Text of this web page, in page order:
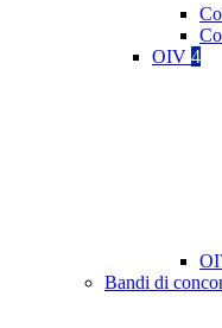
OIV 4
Bandi di